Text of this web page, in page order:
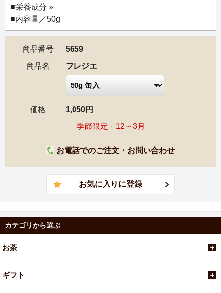
■栄養成分 »
■内容量／50g
商品番号
5659
商品名
フレジエ
価格
1,050円
季節限定・12～3月
お電話でのご注文・お問い合わせ
カテゴリから選ぶ
お茶
ギフト